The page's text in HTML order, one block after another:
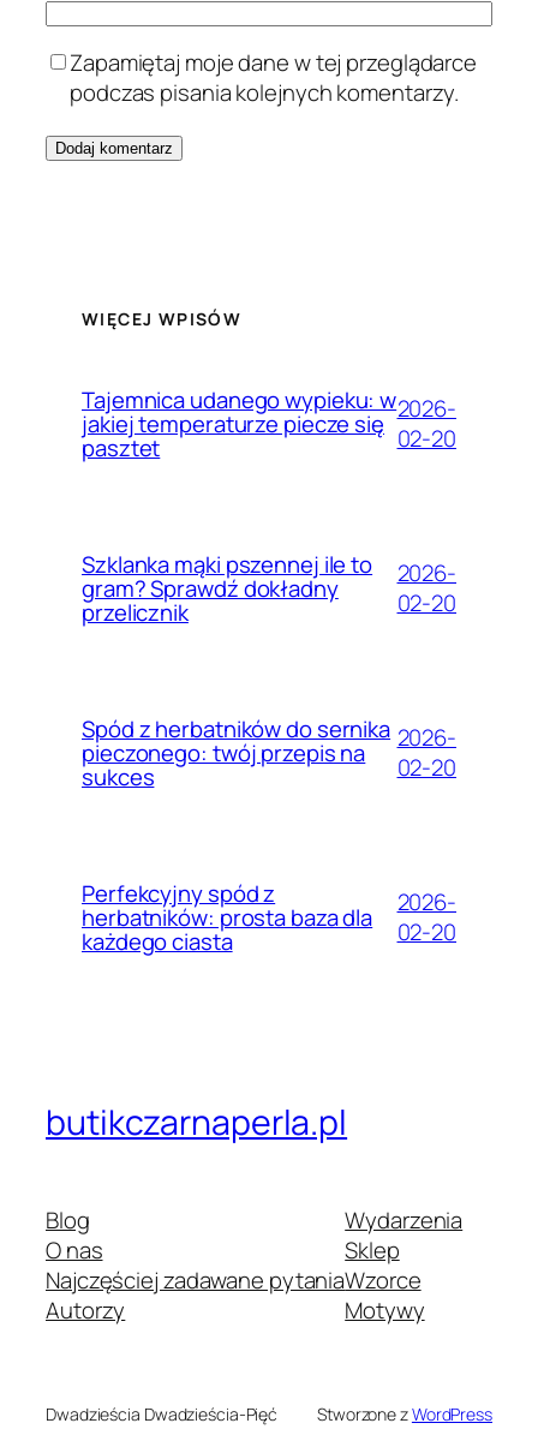
Zapamiętaj moje dane w tej przeglądarce
podczas pisania kolejnych komentarzy.
WIĘCEJ WPISÓW
Tajemnica udanego wypieku: w
jakiej temperaturze piecze się
pasztet
2026-
02-20
Szklanka mąki pszennej ile to
gram? Sprawdź dokładny
przelicznik
2026-
02-20
Spód z herbatników do sernika
pieczonego: twój przepis na
sukces
2026-
02-20
Perfekcyjny spód z
herbatników: prosta baza dla
każdego ciasta
2026-
02-20
butikczarnaperla.pl
Blog
O nas
Najczęściej zadawane pytania
Autorzy
Wydarzenia
Sklep
Wzorce
Motywy
Dwadzieścia Dwadzieścia-Pięć Stworzone zWordPress